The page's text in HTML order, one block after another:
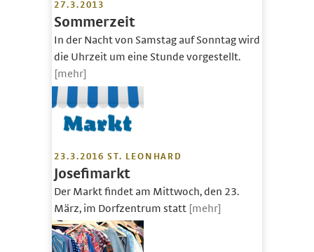
27.3.2013
Sommerzeit
In der Nacht von Samstag auf Sonntag wird
die Uhrzeit um eine Stunde vorgestellt.
[mehr]
23.3.2016 ST. LEONHARD
Josefimarkt
Der Markt findet am Mittwoch, den 23.
März, im Dorfzentrum statt [mehr]